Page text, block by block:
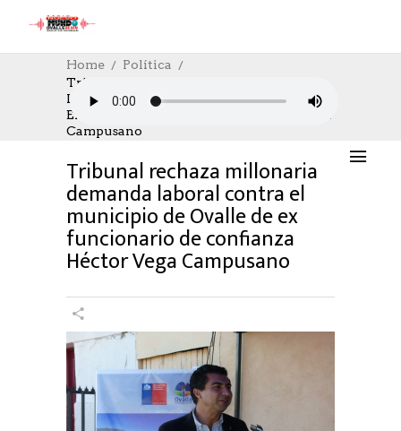
Home
Política
Tribunal Rechaza Millonaria Demanda
Laboral Contra El Municipio De Ovalle De
Ex Funcionario De Confianza Héctor Vega
Campusano
POLÍTICA,SOCIAL
10/08/2023
AUTHOR: HECTOR
0 COMMENTS
Tribunal rechaza millonaria
demanda laboral contra el
municipio de Ovalle de ex
funcionario de confianza
Héctor Vega Campusano